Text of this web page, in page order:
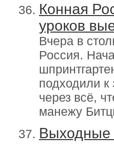
Конная
уроков
Вчера в
Россия.
подходили к
через всё,
манежу
Выходные